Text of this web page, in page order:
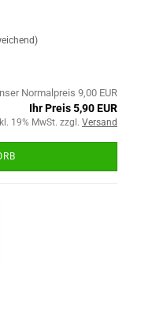
Normalpreis 9,00 EUR
Ihr Preis 5,90 EUR
19% MwSt. zzgl. Versand